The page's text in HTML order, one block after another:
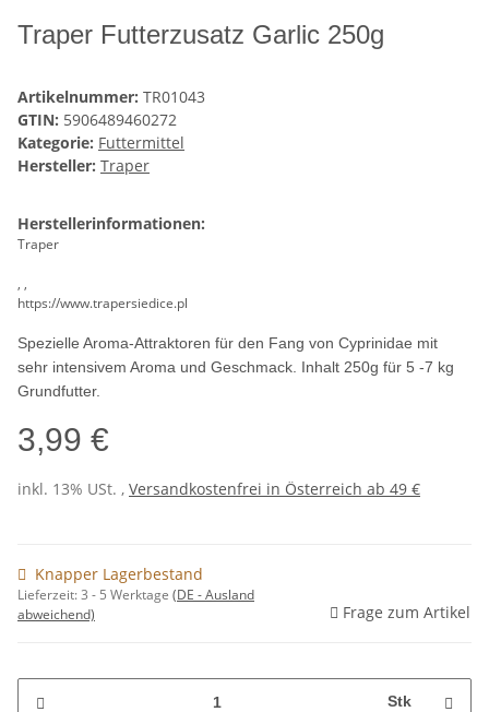
Traper Futterzusatz Garlic 250g
Artikelnummer: TR01043
GTIN: 5906489460272
Kategorie: Futtermittel
Hersteller: Traper
Herstellerinformationen:
Traper
, ,
https://www.trapersiedice.pl
Spezielle Aroma-Attraktoren für den Fang von Cyprinidae mit
sehr intensivem Aroma und Geschmack. Inhalt 250g für 5 -7 kg
Grundfutter.
3,99 €
inkl. 13% USt. , Versandkostenfrei in Österreich ab 49 €
Knapper Lagerbestand
Lieferzeit:3 - 5 Werktage (DE - Ausland
abweichend)
Frage zum Artikel
Stk